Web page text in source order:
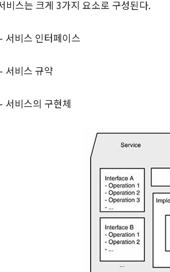
비스는 크게 3가지 요소로 구성된다.
- 서비스 인터페이스
- 서비스 규약
- 서비스의 구현체